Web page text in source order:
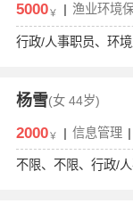
5000￥ | 渔业环境
行政/人事职员、环
杨雪(女 44岁)
2000￥ | 信息管理 |
不限、不限、行政/